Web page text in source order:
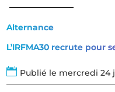
Alternance
L’IRFMA30 recrute pour
 Publié le mercredi 24